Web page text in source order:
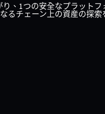
、1つの安全なプラット
るチェーン上の資産の探索